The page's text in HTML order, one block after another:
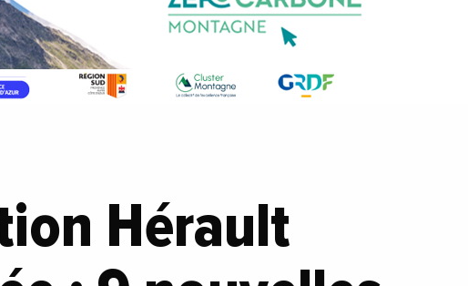
Hérault